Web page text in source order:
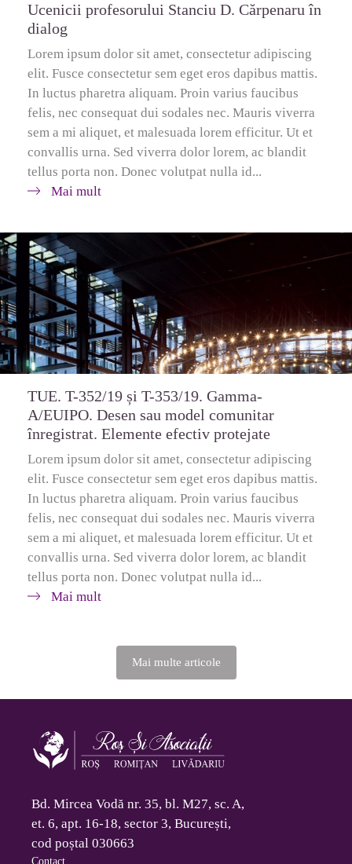
Ucenicii profesorului Stanciu D. Cărpenaru în
dialog
Lorem ipsum dolor sit amet, consectetur adipiscing
elit. Fusce consectetur sem eget eros dapibus mattis.
In luctus pharetra aliquam. Proin varius faucibus
felis, nec consequat dui sodales nec. Mauris viverra
sem a mi aliquet, et malesuada lorem efficitur. Ut et
convallis urna. Sed viverra dolor lorem, ac blandit
tellus porta non. Donec volutpat nulla id...
Mai mult
TUE. T-352/19 și T-353/19. Gamma-
A/EUIPO. Desen sau model comunitar
înregistrat. Elemente efectiv protejate
Lorem ipsum dolor sit amet, consectetur adipiscing
elit. Fusce consectetur sem eget eros dapibus mattis.
In luctus pharetra aliquam. Proin varius faucibus
felis, nec consequat dui sodales nec. Mauris viverra
sem a mi aliquet, et malesuada lorem efficitur. Ut et
convallis urna. Sed viverra dolor lorem, ac blandit
tellus porta non. Donec volutpat nulla id...
Mai mult
Mai multe articole
Bd. Mircea Vodă nr. 35, bl. M27, sc. A,
et. 6, apt. 16-18, sector 3, București,
cod poștal 030663
Contact